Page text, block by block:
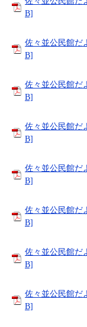
B]
佐々並公民館だ
B]
佐々並公民館だ
B]
佐々並公民館だ
B]
佐々並公民館だ
B]
佐々並公民館だ
B]
佐々並公民館だ
B]
佐々並公民館だ
B]